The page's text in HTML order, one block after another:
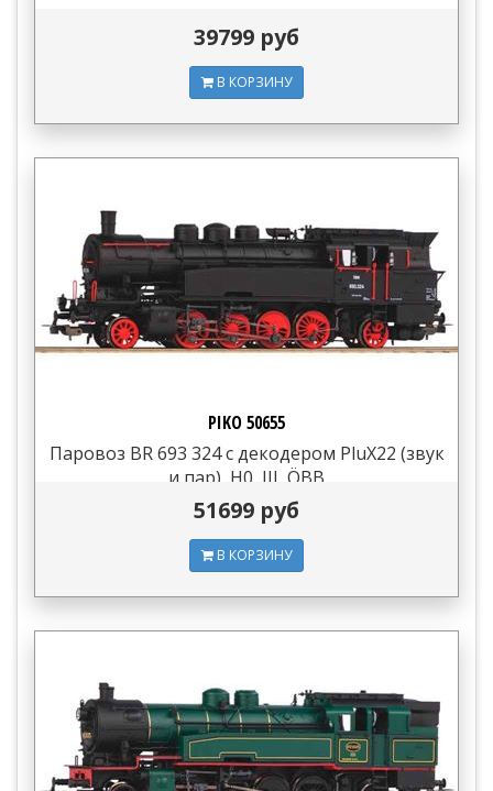
39799 руб
В КОРЗИНУ
PIKO 50655
Паровоз BR 693 324 с декодером PluX22 (звук
и пар), H0, III, ÖBB
51699 руб
В КОРЗИНУ